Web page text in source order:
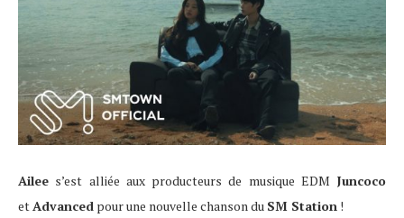
Ailee s’est alliée aux producteurs de musique EDM Juncoco
et Advanced pour une nouvelle chanson du SM Station !